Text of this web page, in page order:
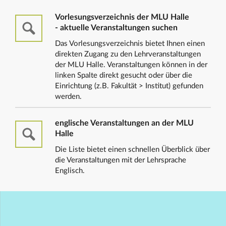
Vorlesungsverzeichnis der MLU Halle
- aktuelle Veranstaltungen suchen
Das Vorlesungsverzeichnis bietet Ihnen einen
direkten Zugang zu den Lehrveranstaltungen
der MLU Halle. Veranstaltungen können in der
linken Spalte direkt gesucht oder über die
Einrichtung (z.B. Fakultät > Institut) gefunden
werden.
englische Veranstaltungen an der MLU
Halle
Die Liste bietet einen schnellen Überblick über
die Veranstaltungen mit der Lehrsprache
Englisch.